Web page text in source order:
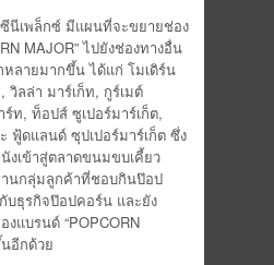
ซีนีเพล็กซ์ มีแผนที่จะขยายช่อง
MAJOR” ไปยังช่องทางอื่น
ลายมากขึ้น ได้แก่ โมเดิร์น
วิลล่า มาร์เก็ท, กูร์เมต์
ท, ท็อปส์ ซูเปอร์มาร์เก็ต,
ฟู้ดแลนด์ ซุปเปอร์มาร์เก็ต ซึ่ง
งเข้าสู่ตลาดขนมขบเคี้ยว
นกลุ่มลูกค้าที่ชอบกินป๊อป
บธุรกิจป๊อปคอร์น และยัง
งแบรนด์ “POPCORN
อีกด้วย